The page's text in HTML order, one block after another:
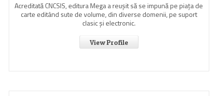
Acreditată CNCSIS, editura Mega a reuşit să se impună pe piaţa de
carte editând sute de volume, din diverse domenii, pe suport
clasic şi electronic.
View Profile